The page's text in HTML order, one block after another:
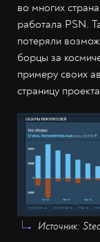
во многих
работала PSN.
потеряли
борцы за
примеру своих
страницу
Источник: